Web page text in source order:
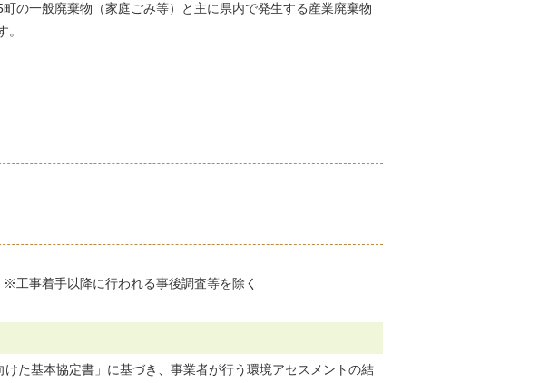
の一般廃棄物（家庭ごみ等）と主に県内で発生する産業廃棄物
工事着手以降に行われる事後調査等を除く
た基本協定書」に基づき、事業者が行う環境アセスメントの結